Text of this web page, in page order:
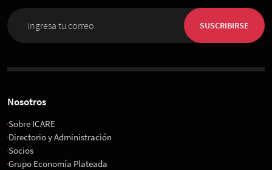
SUSCRIBIRSE
Nosotros
Sobre ICARE
Directorio y Administración
Socios
Grupo Economía Plateada